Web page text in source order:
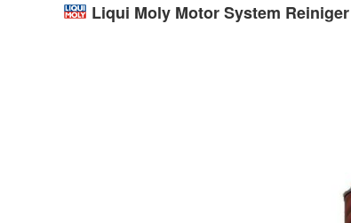
Liqui Moly Motor System